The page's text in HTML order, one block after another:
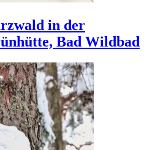
in der
Bad Wildbad